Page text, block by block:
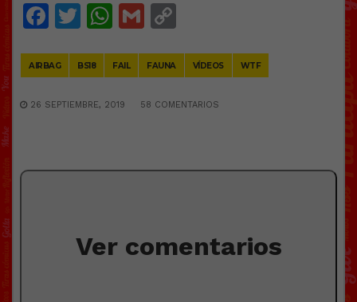
Facebook
Twitter
WhatsApp
Gmail
AIRBAG BS18 FAIL FAUNA VÍDEOS WTF
26 SEPTIEMBRE, 2019 58 COMENTARIOS
Ver comentarios